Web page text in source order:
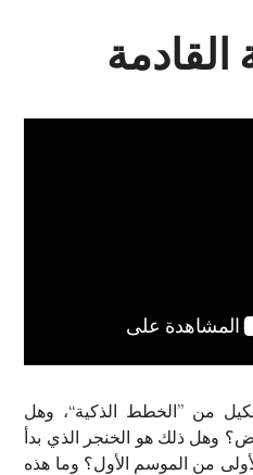
القادمة
من ”الخطط الذكية“، وهل
وهل ذلك هو الخنجر الذي بدأ
من الموسم الأول؟ وما هذه